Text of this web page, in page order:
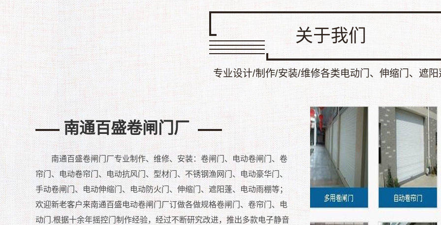
关于我们
专业设计/制作/安装/维修各类电动门、伸缩门、遮阳
南通百盛卷闸门厂
南通百盛卷闸门厂专业制作、维修、安装：卷闸门、电动卷闸门、卷
帘门、电动卷帘门、电动抗风门、型材门、不锈钢渔网门、电动豪华门、
手动卷闸门、电动伸缩门、电动防火门、伸缩门、遮阳蓬、电动雨棚等；
欢迎新老客户来南通百盛电动卷闸门厂订做各做规格卷闸门、卷帘门、电
动门.根据十余年摇控门制作经验，经过不断研究改进，推出多款电子静音